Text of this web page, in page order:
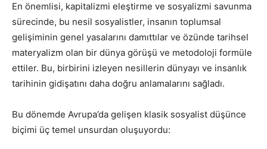
En önemlisi, kapitalizmi eleştirme ve sosyalizmi savunma
sürecinde, bu nesil sosyalistler, insanın toplumsal
gelişiminin genel yasalarını damıttılar ve özünde tarihsel
materyalizm olan bir dünya görüşü ve metodoloji formüle
ettiler. Bu, birbirini izleyen nesillerin dünyayı ve insanlık
tarihinin gidişatını daha doğru anlamalarını sağladı.
Bu dönemde Avrupa’da gelişen klasik sosyalist düşünce
biçimi üç temel unsurdan oluşuyordu: